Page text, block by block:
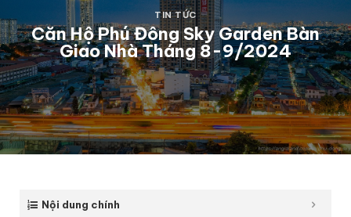
TIN TỨC
Căn Hộ Phú Đông Sky Garden Bàn
Giao Nhà Tháng 8-9/2024
Nội dung chính